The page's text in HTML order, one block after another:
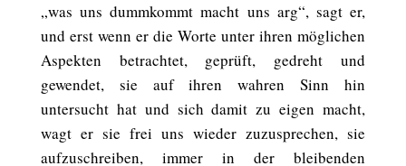
„was uns dummkommt macht uns arg“, sagt er,
und erst wenn er die Worte unter ihren möglichen
Aspekten betrachtet, geprüft, gedreht und
gewendet, sie auf ihren wahren Sinn hin
untersucht hat und sich damit zu eigen macht,
wagt er sie frei uns wieder zuzusprechen, sie
aufzuschreiben, immer in der bleibenden